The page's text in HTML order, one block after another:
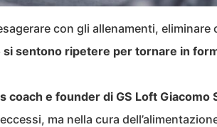
con gli allenamenti, eliminare
sentono ripetere per tornare in
coach e founder di GS Loft Giacomo
ma nella cura